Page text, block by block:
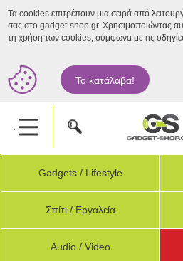
Τα cookies επιτρέπουν μια σειρά από
σας στο gadget-shop.gr. Χρησιμοποιώντας
τη χρήση των cookies, σύμφωνα με τις
Το κατάλαβα!
.
Gadgets / Lifestyle
Σπίτι / Εργαλεία
Audio / Video